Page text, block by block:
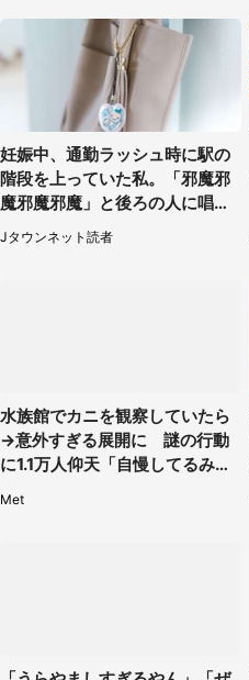
妊娠中、通勤ラッシュ時に駅の
階段を上っていた私。「邪魔邪
魔邪魔邪魔」と後ろの人に唱え
られて（神奈川県・30代女性）
Jタウンネット読者
水族館でカニを観察していたら
→意外すぎる展開に 謎の行動
に1.1万人仰天「自慢してるみた
Met